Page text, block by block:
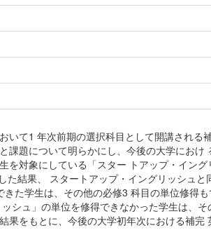
いて1 年次前期の選択科目として開講される
課題について明らかにし、今後の大学におけ
を対象にしている「スター トアップ・イン
た結果、 スタートアップ・イングリッシュ
た学生は、その他の必修3 科目の単位修得も
ッシュ」の単位を修得できなかった学生は、
果をもとに、今後の大学初年次における補完